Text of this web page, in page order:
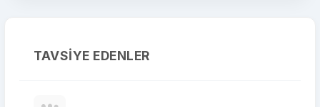
TAVSIYE EDENLER